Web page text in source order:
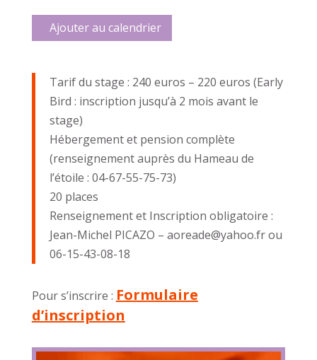
Ajouter au calendrier
Tarif du stage : 240 euros – 220 euros (Early
Bird : inscription jusqu’à 2 mois avant le
stage)
Hébergement et pension complète
(renseignement auprès du Hameau de
l’étoile : 04-67-55-75-73)
20 places
Renseignement et Inscription obligatoire :
Jean-Michel PICAZO – aoreade@yahoo.fr ou
06-15-43-08-18
Pour s’inscrire : Formulaire
d’inscription